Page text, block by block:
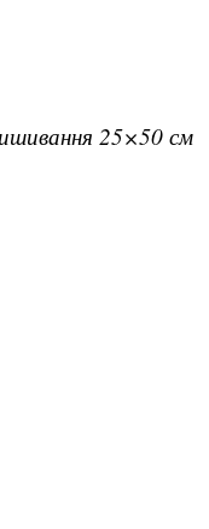
25×50 см